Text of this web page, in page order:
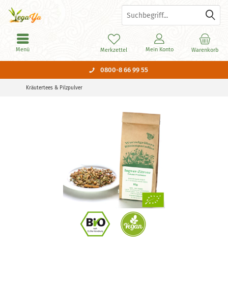
0800-8 66 99 55
Warenkorb
Merkzettel Mein Konto
Menü
Kräutertees & Pilzpulver